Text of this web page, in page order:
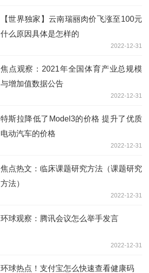
【世界独家】云南瑞丽肉价飞涨至100元
什么原因具体是怎样的
2022-12-31
焦点观察：2021年全国体育产业总规模
与增加值数据公告
2022-12-31
特斯拉降低了Model3的价格 提升了优质
电动汽车的价格
2022-12-31
焦点热文：临床课题研究方法（课题研究
方法）
2022-12-31
环球观察：腾讯会议怎么举手发言
2022-12-31
环球热点！支付宝怎么快速查看健康码